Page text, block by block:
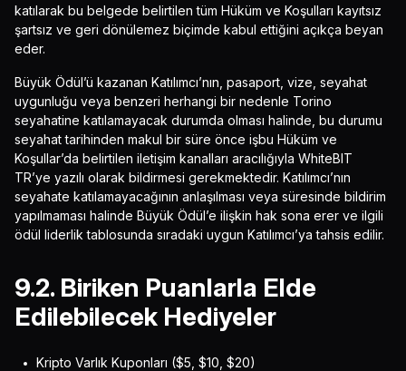
katılarak bu belgede belirtilen tüm Hüküm ve Koşulları kayıtsız
şartsız ve geri dönülemez biçimde kabul ettiğini açıkça beyan
eder.
Büyük Ödül’ü kazanan Katılımcı’nın, pasaport, vize, seyahat
uygunluğu veya benzeri herhangi bir nedenle Torino
seyahatine katılamayacak durumda olması halinde, bu durumu
seyahat tarihinden makul bir süre önce işbu Hüküm ve
Koşullar’da belirtilen iletişim kanalları aracılığıyla WhiteBIT
TR’ye yazılı olarak bildirmesi gerekmektedir. Katılımcı’nın
seyahate katılamayacağının anlaşılması veya süresinde bildirim
yapılmaması halinde Büyük Ödül’e ilişkin hak sona erer ve ilgili
ödül liderlik tablosunda sıradaki uygun Katılımcı’ya tahsis edilir.
9.2. Biriken Puanlarla Elde
Edilebilecek Hediyeler
Kripto Varlık Kuponları ($5, $10, $20)